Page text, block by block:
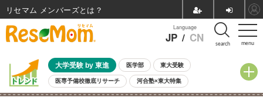
menu
Language
JP / CN search
大学受験 by 東進 医学部 東大受験
医専予備校徹底リサーチ 河合塾×東大特集
親子で考える大学選び 高校受験 中学受験 小学校受験
リセマム メンバーズ